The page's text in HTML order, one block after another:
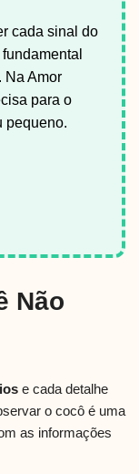
cada sinal do
Na Amor
para o
pequeno.
Não
e cada detalhe
o cocô é uma
as informações